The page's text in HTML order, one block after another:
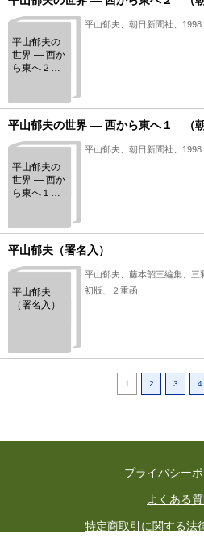
平山郁夫の
世界 ― 西か
ら東へ２
編）
平山郁夫、朝日新聞社、1998
平山郁夫の世界 ― 西から東へ１ （朝
平山郁夫の
世界 ― 西か
ら東へ１
編）
平山郁夫、朝日新聞社、1998
平山郁夫（署名入）
平山郁夫
（署名入）
平山郁夫、藤本韶三編集、三
初版、２重函
1 2 3 4
プライバシー
よくある
特定商取引に関する法